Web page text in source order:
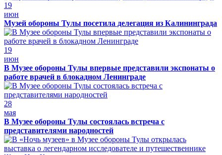
19
июн
Музей обороны Тулы посетила делегация из Калининграда
19
июн
В Музее обороны Тулы впервые представили экспонаты о
работе врачей в блокадном Ленинграде
28
мая
В Музее обороны Тулы состоялась встреча с
представителями народностей